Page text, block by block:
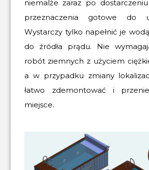
niemalże zaraz po
przeznaczenia gotowe do
Wystarczy tylko napełnić je
do źródła prądu. Nie
robót ziemnych z użyciem
a w przypadku zmiany
łatwo zdemontować i
miejsce.